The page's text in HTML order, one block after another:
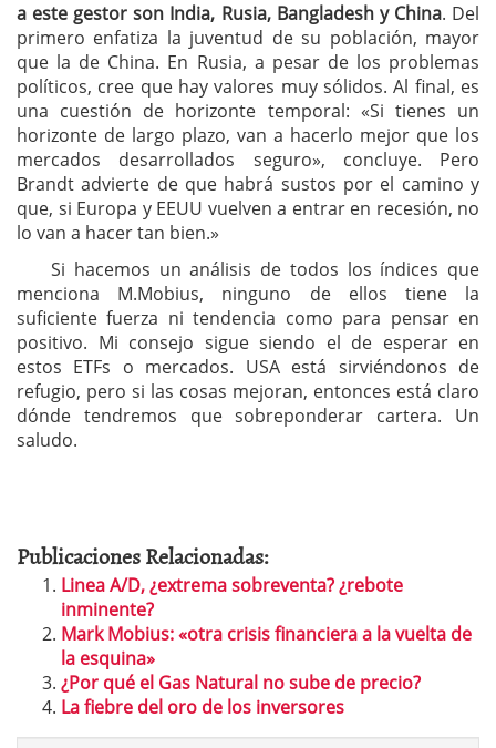
a este gestor son India, Rusia, Bangladesh y China. Del
primero enfatiza la juventud de su población, mayor
que la de China. En Rusia, a pesar de los problemas
políticos, cree que hay valores muy sólidos. Al final, es
una cuestión de horizonte temporal: «Si tienes un
horizonte de largo plazo, van a hacerlo mejor que los
mercados desarrollados seguro», concluye. Pero
Brandt advierte de que habrá sustos por el camino y
que, si Europa y EEUU vuelven a entrar en recesión, no
lo van a hacer tan bien.»
Si hacemos un análisis de todos los índices que
menciona M.Mobius, ninguno de ellos tiene la
suficiente fuerza ni tendencia como para pensar en
positivo. Mi consejo sigue siendo el de esperar en
estos ETFs o mercados. USA está sirviéndonos de
refugio, pero si las cosas mejoran, entonces está claro
dónde tendremos que sobreponderar cartera. Un
saludo.
Publicaciones Relacionadas:
Linea A/D, ¿extrema sobreventa? ¿rebote
inminente?
Mark Mobius: «otra crisis financiera a la vuelta de
la esquina»
¿Por qué el Gas Natural no sube de precio?
La fiebre del oro de los inversores